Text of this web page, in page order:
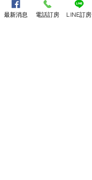
最新消息 電話訂房 LINE訂房